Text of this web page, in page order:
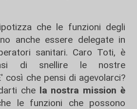
che le funzioni degli
anche essere delegate in
sanitari. Caro Toti, è
di snellire le nostre
così che pensi di agevolarci?
chela nostra mission è
le funzioni che possono